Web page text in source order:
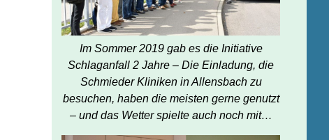
Im Sommer 2019 gab es die Initiative
Schlaganfall 2 Jahre – Die Einladung, die
Schmieder Kliniken in Allensbach zu
besuchen, haben die meisten gerne genutzt
– und das Wetter spielte auch noch mit…